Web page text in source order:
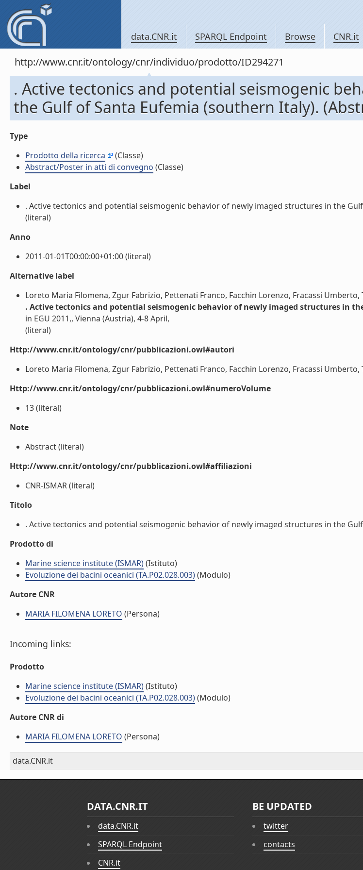
data.CNR.it SPARQL Endpoint Browse CNR.it
http://www.cnr.it/ontology/cnr/individuo/prodotto/ID294271
. Active tectonics and potential seismogenic
the Gulf of Santa Eufemia (southern Italy).
Type
Prodotto della ricerca
(Classe)
Abstract/Poster in atti di convegno (Classe)
Label
. Active tectonics and potential seismogenic behavior of newly imaged structures in the
(literal)
Anno
2011-01-01T00:00:00+01:00 (literal)
Alternative label
Loreto Maria Filomena, Zgur Fabrizio, Pettenati Franco, Facchin Lorenzo, Fracassi Umberto,
. Active tectonics and potential seismogenic behavior of newly imaged structures in
in EGU 2011,, Vienna (Austria), 4-8 April,
(literal)
Http://www.cnr.it/ontology/cnr/pubblicazioni.owl#autori
Loreto Maria Filomena, Zgur Fabrizio, Pettenati Franco, Facchin Lorenzo, Fracassi
Http://www.cnr.it/ontology/cnr/pubblicazioni.owl#numeroVolume
13 (literal)
Note
Abstract (literal)
Http://www.cnr.it/ontology/cnr/pubblicazioni.owl#affiliazioni
CNR-ISMAR (literal)
Titolo
. Active tectonics and potential seismogenic behavior of newly imaged structures in the
Prodotto di
Marine science institute (ISMAR)(Istituto)
Evoluzione dei bacini oceanici (TA.P02.028.003)(Modulo)
Autore CNR
MARIA FILOMENA LORETO (Persona)
Incoming links:
Prodotto
Marine science institute (ISMAR)(Istituto)
Evoluzione dei bacini oceanici (TA.P02.028.003)(Modulo)
Autore CNR di
MARIA FILOMENA LORETO (Persona)
data.CNR.it
DATA.CNR.IT
data.CNR.it
SPARQL Endpoint
CNR.it
BE UPDATED
twitter
contacts